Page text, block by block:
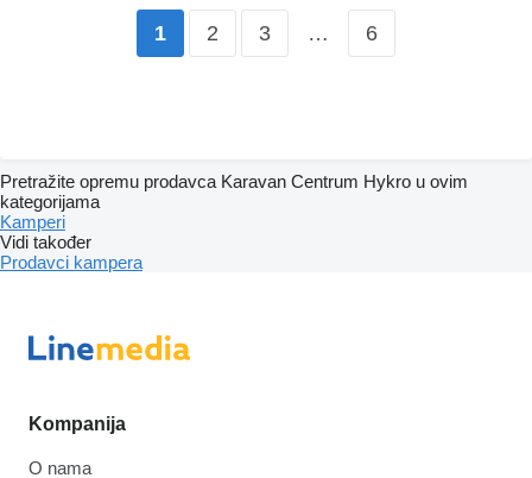
1 2 3 … 6
Pretražite opremu prodavca Karavan Centrum Hykro u ovim
kategorijama
Kamperi
Vidi također
Prodavci kampera
Kompanija
O nama